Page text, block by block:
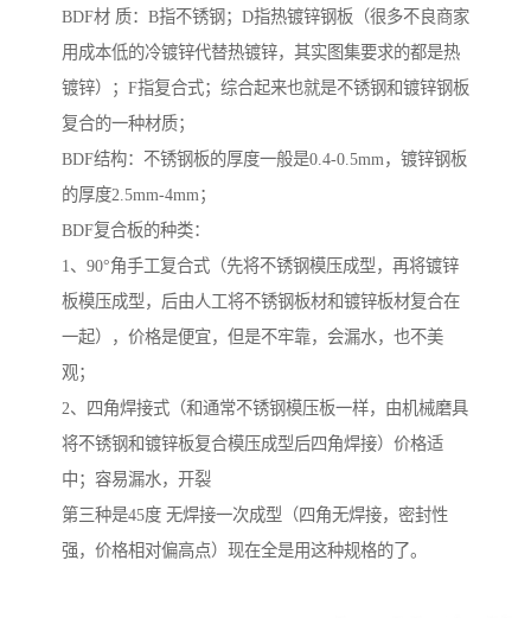
BDF材 质：B指不锈钢；D指热镀锌钢板（很多不良商家
用成本低的冷镀锌代替热镀锌，其实图集要求的都是热
镀锌）；F指复合式；综合起来也就是不锈钢和镀锌钢板
复合的一种材质；
BDF结构：不锈钢板的厚度一般是0.4-0.5mm，镀锌钢板
的厚度2.5mm-4mm；
BDF复合板的种类：
1、90°角手工复合式（先将不锈钢模压成型，再将镀锌
板模压成型，后由人工将不锈钢板材和镀锌板材复合在
一起），价格是便宜，但是不牢靠，会漏水，也不美
观；
2、四角焊接式（和通常不锈钢模压板一样，由机械磨具
将不锈钢和镀锌板复合模压成型后四角焊接）价格适
中；容易漏水，开裂
第三种是45度 无焊接一次成型（四角无焊接，密封性
强，价格相对偏高点）现在全是用这种规格的了。